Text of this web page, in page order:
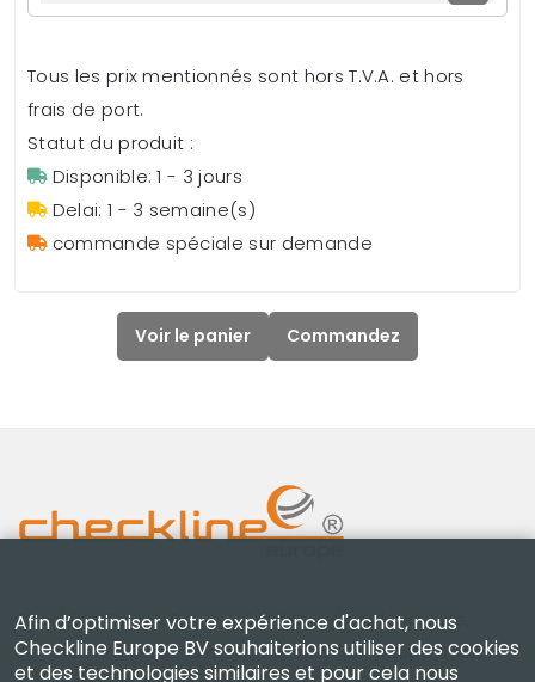
Tous les prix mentionnés sont hors T.V.A. et hors
frais de port.
Statut du produit :
Disponible: 1 - 3 jours
Delai: 1 - 3 semaine(s)
commande spéciale sur demande
Voir le panier Commandez
Checkline Europe B.V. — spécialistes de la fourniture,
de l'étalonnage, de la certification et de la réparation
Afin d’optimiser votre expérience d'achat, nous
Checkline Europe BV souhaiterions utiliser des cookies
et des technologies similaires et pour cela nous